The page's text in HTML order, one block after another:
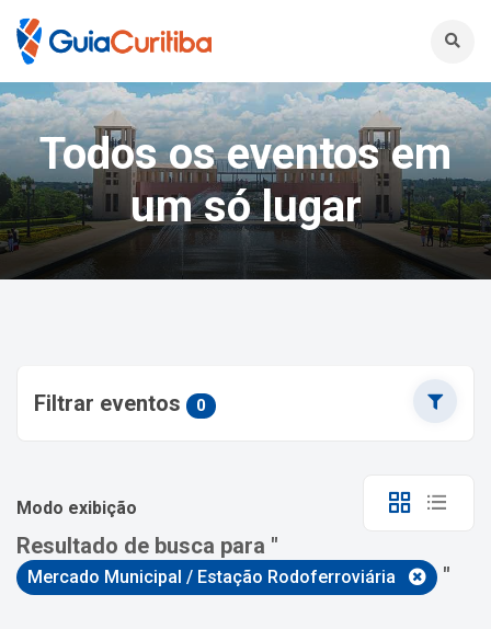
Todos os eventos em
um só lugar
Filtrar eventos 0
Modo exibição
Resultado de busca para "
Mercado Municipal / Estação Rodoferroviária "